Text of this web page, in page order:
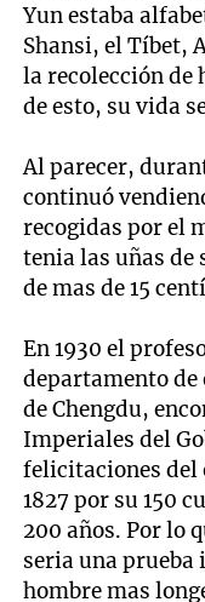
Yun estaba
Shansi, el Tíbet,
la recolección de
de esto, su vida
Al parecer,
continuó
recogidas por el
tenia las uñas de
de mas de 15
En 1930 el
departamento de
de Chengdu,
Imperiales del
felicitaciones del
1827 por su 150
200 años. Por lo
seria una prueba
hombre mas